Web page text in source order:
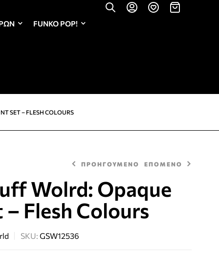
FUNKO POP!
SET – FLESH COLOURS
ΠΡΟΗΓΟΥΜΕΝΟ
3,99€
ΕΠΟΜΕΝΟ
2,99€
Wolrd: Opaque
– Flesh Colours
SKU: GSW12536